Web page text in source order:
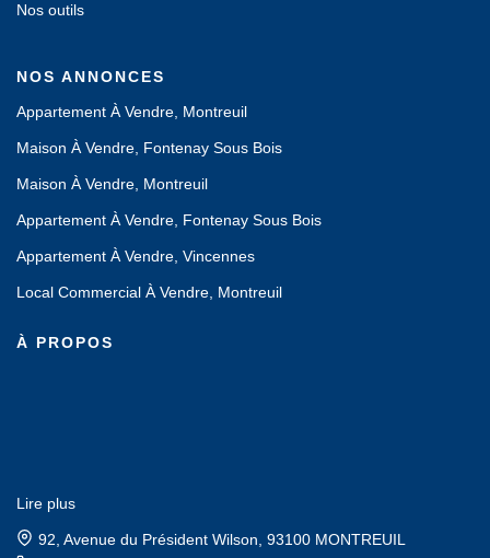
Nos outils
NOS ANNONCES
Appartement À Vendre, Montreuil
Maison À Vendre, Fontenay Sous Bois
Maison À Vendre, Montreuil
Appartement À Vendre, Fontenay Sous Bois
Appartement À Vendre, Vincennes
Local Commercial À Vendre, Montreuil
À PROPOS
Lire plus
92, Avenue du Président Wilson, 93100 MONTREUIL